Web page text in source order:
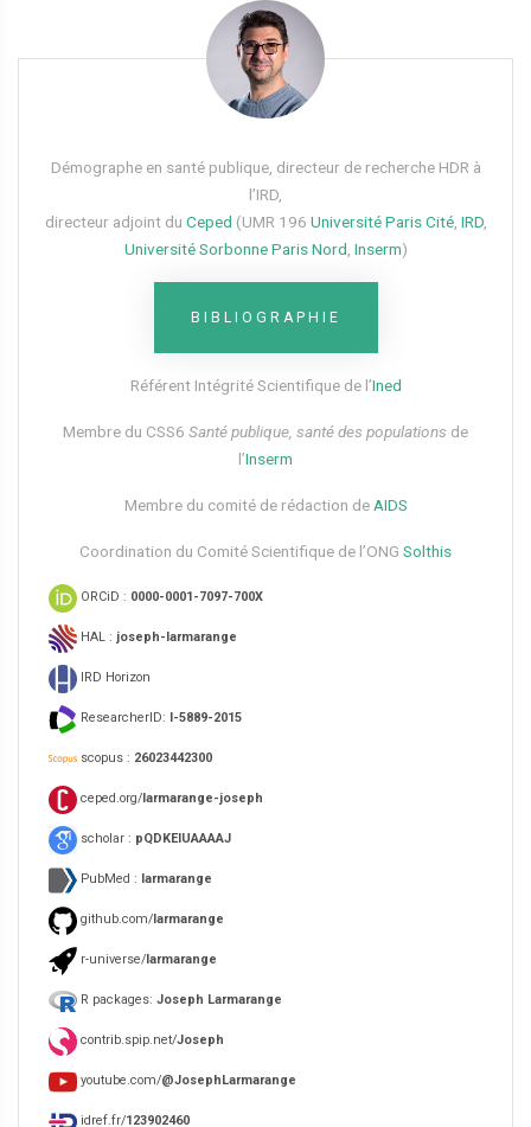
Démographe en santé publique, directeur de recherche HDR à
l’IRD,
directeur adjoint du Ceped (UMR 196 Université Paris Cité, IRD,
Université Sorbonne Paris Nord Inserm)
BIBLIOGRAPHIE
Référent Intégrité Scientifique de l’Ined
Membre du CSS6​ Santé publique, santé des populations de
l’Inserm
Membre du comité de rédaction de AIDS
Coordination du Comité Scientifique de l’ONG Solthis
ORCiD : 0000-0001-7097-700X
HAL : joseph-larmarange
IRD Horizon
ResearcherID: I-5889-2015
scopus : 26023442300
ceped.org/ larmarange-joseph
scholar : pQDKEIUAAAAJ
PubMed : larmarange
github.com/larmarange
r-universe/ larmarange
R packages: Joseph Larmarange
contrib.spip.net/Joseph
youtube.com/@JosephLarmarange
idref.fr/123902460